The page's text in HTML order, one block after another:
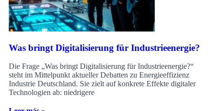
Was bringt Digitalisierung für Industrieenergie?
Die Frage „Was bringt Digitalisierung für Industrieenergie?“
steht im Mittelpunkt aktueller Debatten zu Energieeffizienz
Industrie Deutschland. Sie zielt auf konkrete Effekte digitaler
Technologien ab: niedrigere